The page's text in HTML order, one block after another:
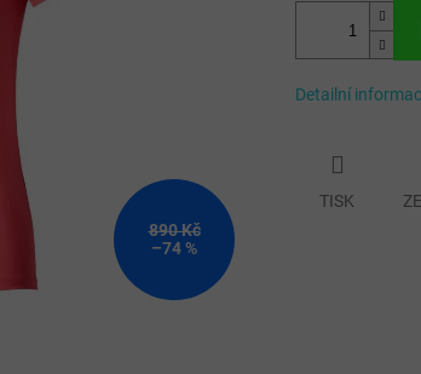
890 Kč
–74 %
Detailní
TISK